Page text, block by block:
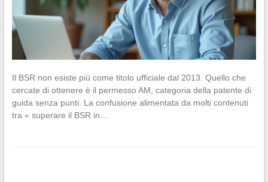
Il BSR non esiste più come titolo ufficiale dal 2013. Quello che
cercate di ottenere è il permesso AM, categoria della patente di
guida senza punti. La confusione alimentata da molti contenuti
tra « superare il BSR in…